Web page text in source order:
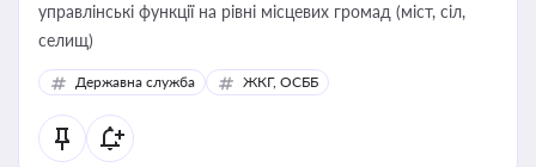
управлінські функції на рівні місцевих громад (міст, сіл,
селищ)
Державна служба ЖКГ, ОСББ